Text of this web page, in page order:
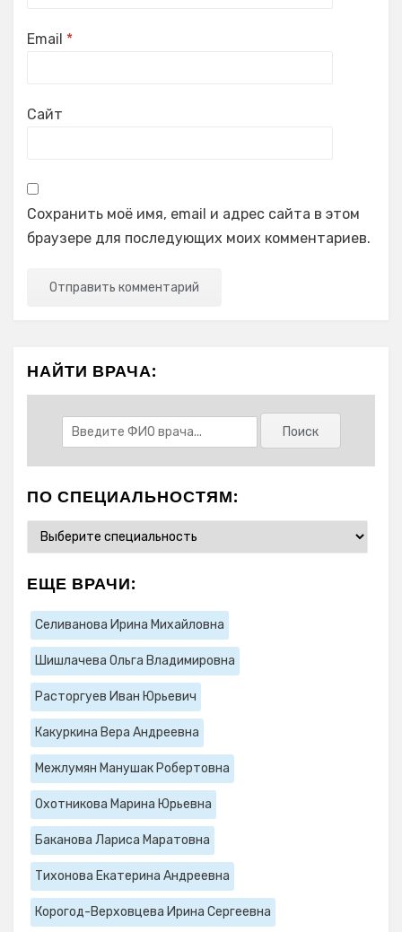
Email *
Сайт
Сохранить моё имя, email и адрес сайта в этом
браузере для последующих моих комментариев.
НАЙТИ ВРАЧА:
ПО СПЕЦИАЛЬНОСТЯМ:
ЕЩЕ ВРАЧИ:
Селиванова Ирина Михайловна
Шишлачева Ольга Владимировна
Расторгуев Иван Юрьевич
Какуркина Вера Андреевна
Межлумян Манушак Робертовна
Охотникова Марина Юрьевна
Баканова Лариса Маратовна
Тихонова Екатерина Андреевна
Корогод-Верховцева Ирина Сергеевна